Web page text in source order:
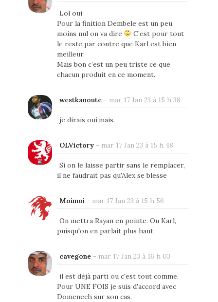
Lol oui
Pour la finition Dembele est un peu
moins nul on va dire
C’est pour tout
le reste par contre que Karl est bien
meilleur.
Mais bon c’est un peu triste ce que
chacun produit en ce moment.
westkanoute- mar 17 Jan 23 à 15 h 38
je dirais oui,mais.
OLVictory- mar 17 Jan 23 à 15 h 48
Si on le laisse partir sans le remplacer,
il ne faudrait pas qu'Alex se blesse
Moimoi- mar 17 Jan 23 à 15 h 56
On mettra Rayan en pointe. Ou Karl,
puisqu'on en parlait plus haut.
cavegone- mar 17 Jan 23 à 16 h 03
il est déjà parti ou c'est tout comme.
Pour UNE FOIS je suis d'accord avec
Domenech sur son cas.